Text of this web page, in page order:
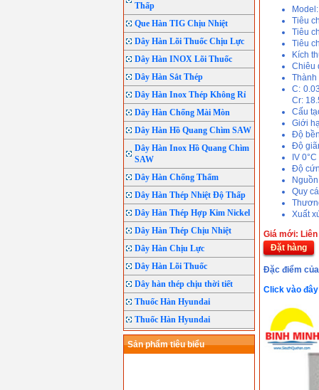
Thấp
Que Hàn TIG Chịu Nhiệt
Dây Hàn Lõi Thuốc Chịu Lực
Dây Hàn INOX Lõi Thuốc
Dây Hàn Sắt Thép
Dây Hàn Inox Thép Không Rỉ
Dây Hàn Chống Mài Mòn
Dây Hàn Hồ Quang Chìm SAW
Dây Hàn Inox Hồ Quang Chìm
SAW
Dây Hàn Chống Thấm
Dây Hàn Thép Nhiệt Độ Thấp
Dây Hàn Thép Hợp Kim Nickel
Dây Hàn Thép Chịu Nhiệt
Dây Hàn Chịu Lực
Dây Hàn Lõi Thuốc
Dây hàn thép chịu thời tiết
Thuốc Hàn Hyundai
Thuốc Hàn Hyundai
Sản phẩm tiêu biểu
Tiêu
Tiêu
Tiêu
Kích
Chiêu
C:
Cr:
Cấu
Giới
Độ
Độ
IV
Độ
Quy
Xuất
Giá mới:
Đặt hàng
Đặc điểm
Click vào đây